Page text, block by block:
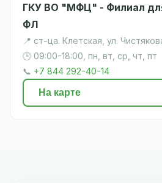
ГКУ ВО "МФЦ" - Филиал
ФЛ
📍 ст-ца. Клетская, ул.
🕒 09:00-18:00, пн, вт, ср, чт, пт
📞 +7 844 292-40-14
На карте